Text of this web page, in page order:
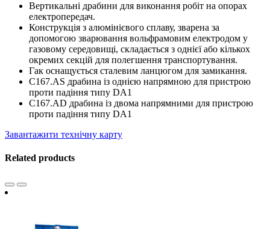
Вертикальні драбини для виконання робіт на опорах
електропередач.
Конструкція з алюмінієвого сплаву, зварена за
допомогою зварювання вольфрамовим електродом у
газовому середовищі, складається з однієї або кількох
окремих секцій для полегшення транспортування.
Гак оснащується сталевим ланцюгом для замикання.
C167.AS драбина із однією напрямною для пристрою
проти падіння типу DA1
C167.AD драбина із двома напрямними для пристрою
проти падіння типу DA1
Завантажити технічну карту
Related products